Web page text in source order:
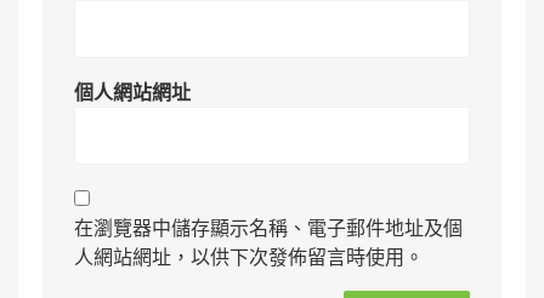
個人網站網址
在瀏覽器中儲存顯示名稱、電子郵件地址及個
人網站網址，以供下次發佈留言時使用。